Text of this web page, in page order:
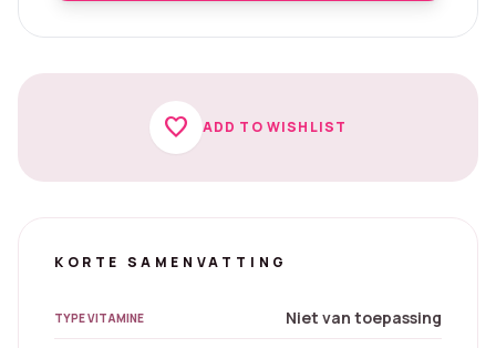
favorite ADD TO WISHLIST
KORTE SAMENVATTING
TYPE VITAMINE Niet van toepassing